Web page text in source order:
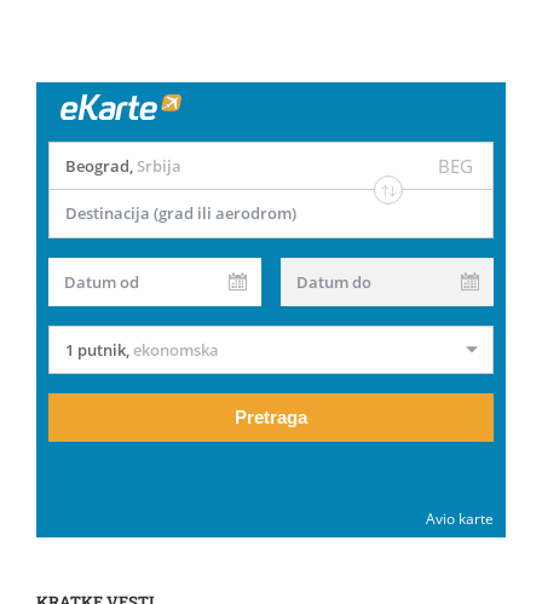
Beograd, Srbija BEG
Destinacija (grad ili aerodrom)
Datum od Datum do
1 putnik,ekonomska
Pretraga
Avio karte